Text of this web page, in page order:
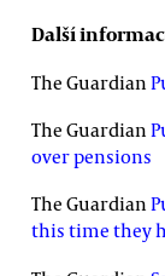
Další
The Guardian
The Guardian
over pensions
The Guardian
this time they